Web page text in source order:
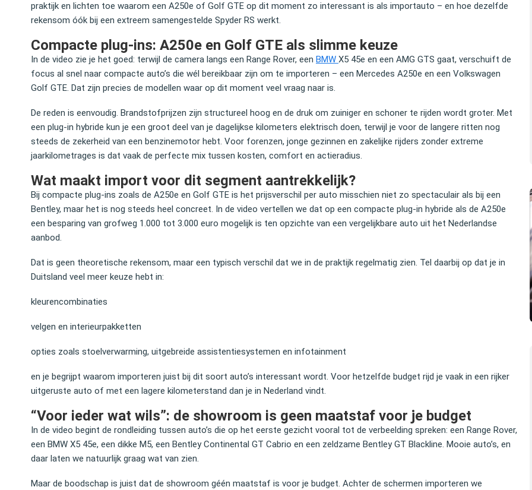
praktijk en lichten toe waarom een A250e of Golf GTE op dit moment zo interessant is als importauto – en hoe dezelfde
rekensom óók bij een extreem samengestelde Spyder RS werkt.
Compacte plug‑ins: A250e en Golf GTE als slimme keuze
In de video zie je het goed: terwijl de camera langs een Range Rover, een BMW X5 45e en een AMG GTS gaat, verschuift de
focus al snel naar compacte auto’s die wél bereikbaar zijn om te importeren – een Mercedes A250e en een Volkswagen
Golf GTE. Dat zijn precies de modellen waar op dit moment veel vraag naar is.
De reden is eenvoudig. Brandstofprijzen zijn structureel hoog en de druk om zuiniger en schoner te rijden wordt groter. Met
een plug‑in hybride kun je een groot deel van je dagelijkse kilometers elektrisch doen, terwijl je voor de langere ritten nog
steeds de zekerheid van een benzinemotor hebt. Voor forenzen, jonge gezinnen en zakelijke rijders zonder extreme
jaarkilometrages is dat vaak de perfecte mix tussen kosten, comfort en actieradius.
Wat maakt import voor dit segment aantrekkelijk?
Bij compacte plug‑ins zoals de A250e en Golf GTE is het prijsverschil per auto misschien niet zo spectaculair als bij een
Bentley, maar het is nog steeds heel concreet. In de video vertellen we dat op een compacte plug‑in hybride als de A250e
een besparing van grofweg 1.000 tot 3.000 euro mogelijk is ten opzichte van een vergelijkbare auto uit het Nederlandse
aanbod.
Dat is geen theoretische rekensom, maar een typisch verschil dat we in de praktijk regelmatig zien. Tel daarbij op dat je in
Duitsland veel meer keuze hebt in:
kleurencombinaties
velgen en interieurpakketten
opties zoals stoelverwarming, uitgebreide assistentiesystemen en infotainment
en je begrijpt waarom importeren juist bij dit soort auto’s interessant wordt. Voor hetzelfde budget rijd je vaak in een rijker
uitgeruste auto of met een lagere kilometerstand dan je in Nederland vindt.
“Voor ieder wat wils”: de showroom is geen maatstaf voor je budget
In de video begint de rondleiding tussen auto’s die op het eerste gezicht vooral tot de verbeelding spreken: een Range Rover,
een BMW X5 45e, een dikke M5, een Bentley Continental GT Cabrio en een zeldzame Bentley GT Blackline. Mooie auto’s, en
daar laten we natuurlijk graag wat van zien.
Maar de boodschap is juist dat de showroom géén maatstaf is voor je budget. Achter de schermen importeren we
auto heb ik zelf gemaakt, daarna
me op een geweldige
100% betrouwbaar in zowel
Huub Stapel
Jullie mogen mij als tevreden cliënt op jullie website
vermelden. Zonder gedoe snel en efficiënt de
gewenste mooie Audi A6 sportline gekregen,
helemaal goed.
Paul Cronheim
Partner bij De Brauw
Blackstone Westbroek
Ik was op zoek naar een gebruikte auto die
te vinden was in Nederland, vanwege de
Met hulp van Das hadden we snel mijn gezochte
auto gevonden.
Gaston Starreveld
TV presentator